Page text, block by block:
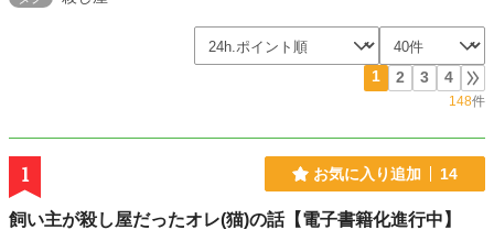
1 2 3 4
148件
1 お気に入り追加 14
飼い主が殺し屋だったオレ(猫)の話【電子書籍化進行中】